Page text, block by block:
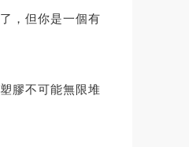
，但你是一個有
膠不可能無限堆